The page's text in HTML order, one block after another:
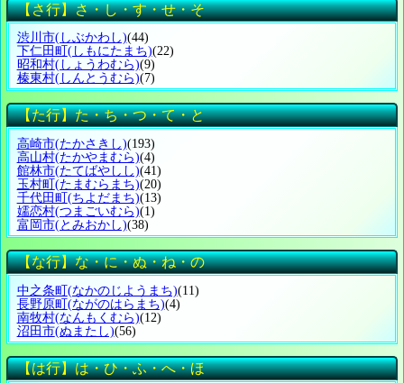
【さ行】さ・し・す・せ・そ
渋川市(しぶかわし)(44)
下仁田町 (しもにたまち)(22)
昭和村(しょうわむら)(9)
榛東村(しんとうむら)(7)
【た行】た・ち・つ・て・と
高崎市(たかさきし)(193)
高山村(たかやまむら)(4)
館林市(たてばやしし)(41)
玉村町 (たまむらまち)(20)
千代田町 (ちよだまち)(13)
嬬恋村(つまごいむら)(1)
富岡市(とみおかし)(38)
【な行】な・に・ぬ・ね・の
中之条町(なかのじようまち)(11)
長野原町(ながのはらまち)(4)
南牧村(なんもくむら)(12)
沼田市(ぬまたし)(56)
【は行】は・ひ・ふ・へ・ほ